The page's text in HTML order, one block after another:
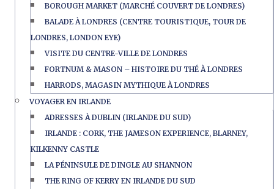
BOROUGH MARKET (MARCHÉ COUVERT DE LONDRES)
BALADE À LONDRES (CENTRE TOURISTIQUE, TOUR DE
LONDRES, LONDON EYE)
VISITE DU CENTRE-VILLE DE LONDRES
FORTNUM & MASON – HISTOIRE DU THÉ À LONDRES
HARRODS, MAGASIN MYTHIQUE À LONDRES
VOYAGER EN IRLANDE
ADRESSES À DUBLIN (IRLANDE DU SUD)
IRLANDE : CORK, THE JAMESON EXPERIENCE, BLARNEY,
KILKENNY CASTLE
LA PÉNINSULE DE DINGLE AU SHANNON
THE RING OF KERRY EN IRLANDE DU SUD